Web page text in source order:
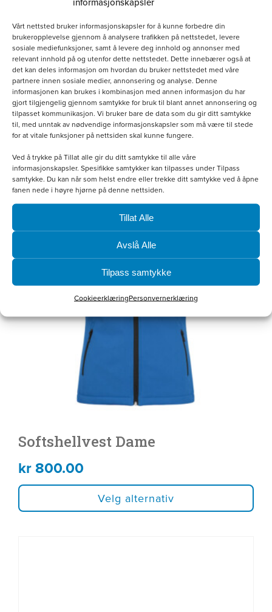
Vårt nettsted bruker informasjonskapsler for å kunne forbedre din
brukeropplevelse gjennom å analysere trafikken på nettstedet, levere
sosiale mediefunksjoner, samt å levere deg innhold og annonser med
relevant innhold på og utenfor dette nettstedet. Dette innebærer også at
det kan deles informasjon om hvordan du bruker nettstedet med våre
partnere innen sosiale medier, annonsering og analyse. Denne
informasjonen kan brukes i kombinasjon med annen informasjon du har
gjort tilgjengelig gjennom samtykke for bruk til blant annet annonsering og
tilpasset kommunikasjon. Vi bruker bare de data som du gir ditt samtykke
til, med unntak av nødvendige informasjonskapsler som må være til stede
for at vitale funksjoner på nettsiden skal kunne fungere.
Ved å trykke på Tillat alle gir du ditt samtykke til alle våre
informasjonskapsler. Spesifikke samtykker kan tilpasses under Tilpass
samtykke. Du kan når som helst endre eller trekke ditt samtykke ved å åpne
fanen nede i høyre hjørne på denne nettsiden.
Tillat Alle
Avslå Alle
Tilpass samtykke
CookieerklæringPersonvernerklæring
Hvit bomullscaps
kr160.00
Softshellvest Dame
kr800.00
Velg alternativ
Dette
har
Alternativene
velges
produktsiden